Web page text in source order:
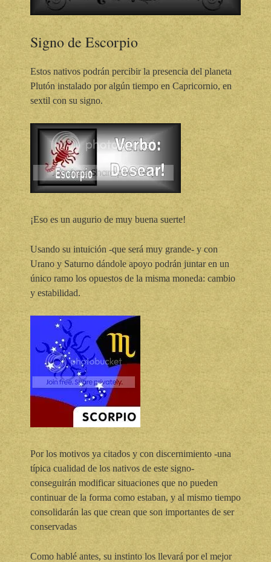
Signo de Escorpio
Estos nativos podrán percibir la presencia del planeta
Plutón instalado por algún tiempo en Capricornio, en
sextil con su signo.
¡Eso es un augurio de muy buena suerte!
Usando su intuición -que será muy grande- y con
Urano y Saturno dándole apoyo podrán juntar en un
único ramo los opuestos de la misma moneda: cambio
y estabilidad.
Por los motivos ya citados y con discernimiento -una
típica cualidad de los nativos de este signo-
conseguirán modificar situaciones que no pueden
continuar de la forma como estaban, y al mismo tiempo
consolidarán las que crean que son importantes de ser
conservadas
Como hablé antes, su instinto los llevará por el mejor